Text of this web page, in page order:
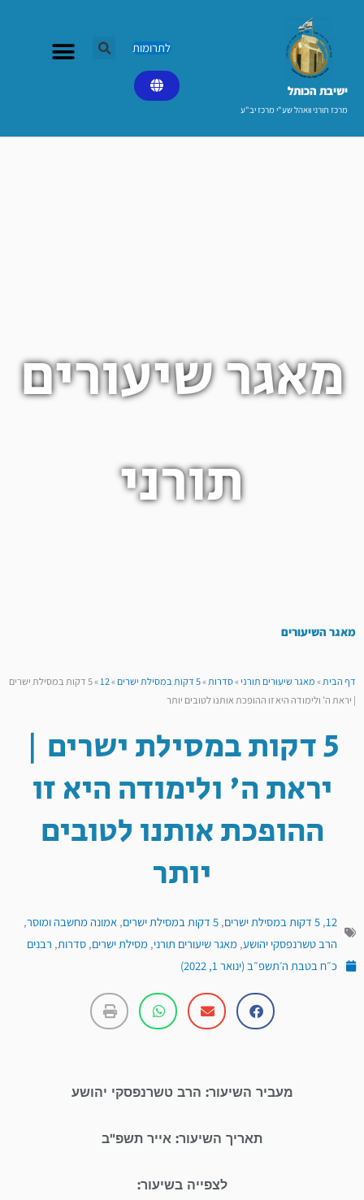
ישיבת הכותל​
מרכז תורני וואהל שע"י מרכז יב"ע
לתרומות
מאגר שיעורים
תורני
מאגר השיעורים
דף הבית»מאגר שיעורים תורני»סדרות»5 דקות במסילת ישרים »
12
»
5 דקות במסילת ישרים
| יראת ה’ ולימודה היא זו ההופכת אותנו לטובים יותר
5 דקות במסילת ישרים |
יראת ה' ולימודה היא זו
ההופכת אותנו לטובים
יותר
12
, 5 דקות במסילת ישרים , 5 דקות במסילת ישרים , אמונה מחשבה ומוסר,
הרב טשרנפסקי יהושע, מאגר שיעורים תורני, מסילת ישרים, סדרות, רבנים
כ״ח בטבת ה׳תשפ״ב (ינואר 1, 2022)
מעביר השיעור: הרב טשרנפסקי יהושע
תאריך השיעור: אייר תשפ"ב
לצפייה בשיעור: